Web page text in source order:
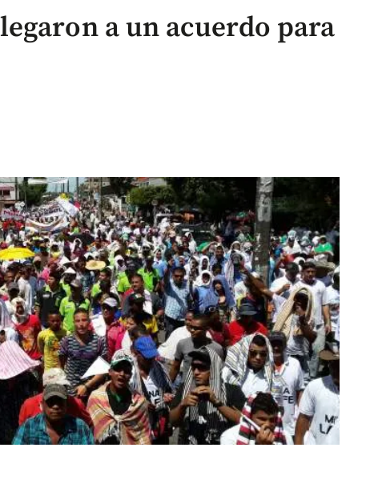
a un acuerdo para